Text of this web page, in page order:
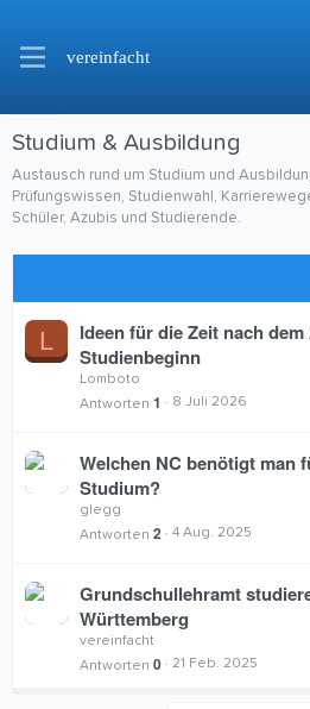
vereinfacht
Studium & Ausbildung
Austausch rund um Studium und
Prüfungswissen, Studienwahl,
Schüler, Azubis und Studierende.
L
Ideen für die Zeit nach
Studienbeginn
Lomboto
Antworten 1 8 Juli 2026
Welchen NC benötigt man
Studium?
glegg
Antworten 2 4 Aug. 2025
Grundschullehramt
Württemberg
vereinfacht
Antworten 0 21 Feb. 2025